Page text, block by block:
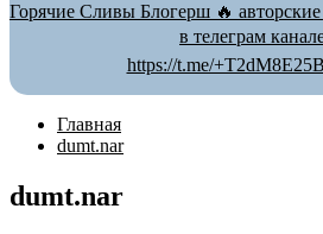
Горячие Сливы Блогерш 🔥
в телеграм
https://t.me/
Главная
dumt.nar
dumt.nar